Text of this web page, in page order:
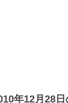
年12月28